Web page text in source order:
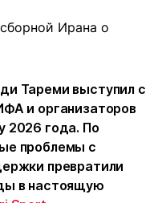
Тареми выступил с
и организаторов
2026 года. По
проблемы с
превратили
в настоящую